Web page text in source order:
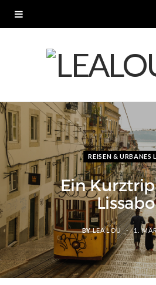
REISEN & URBANES
Ein
BY LEA LOU 1.